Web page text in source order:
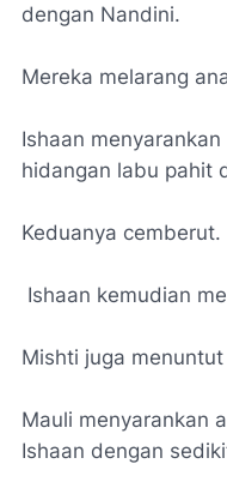
dengan Nandini.
Mereka melarang
Ishaan
hidangan labu pahit
Keduanya cemberut.
Ishaan kemudian
Mishti juga
Mauli menyarankan
Ishaan dengan